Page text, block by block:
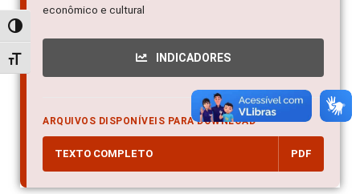
Alternar alto contraste
Alternar tamanho da fonte
econômico e cultural
INDICADORES
ARQUIVOS DISPONÍVEIS PARA DOWNLOAD
TEXTO COMPLETO PDF